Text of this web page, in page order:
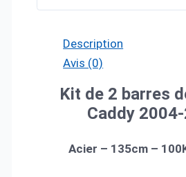
Description
Avis (0)
Kit de 2 barres
Caddy
Acier – 135cm –